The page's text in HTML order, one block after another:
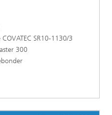
SR10-1130/3
300